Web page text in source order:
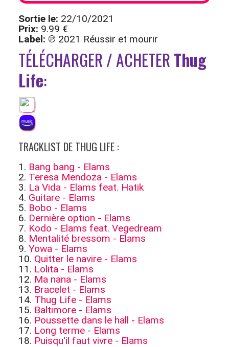
Sortie le: 22/10/2021
Prix: 9.99 €
Label: ℗ 2021 Réussir et mourir
TÉLÉCHARGER / ACHETERThug
Life:
TRACKLIST DE THUG LIFE :
1. Bang bang - Elams
2. Teresa Mendoza - Elams
3. La Vida - Elams feat. Hatik
4. Guitare - Elams
5. Bobo - Elams
6. Dernière option - Elams
7. Kodo - Elams feat. Vegedream
8. Mentalité bressom - Elams
9. Yowa - Elams
10. Quitter le navire - Elams
11. Lolita - Elams
12. Ma nana - Elams
13. Bracelet - Elams
14. Thug Life - Elams
15. Baltimore - Elams
16. Poussette dans le hall - Elams
17. Long terme - Elams
18. Puisqu'il faut vivre - Elams